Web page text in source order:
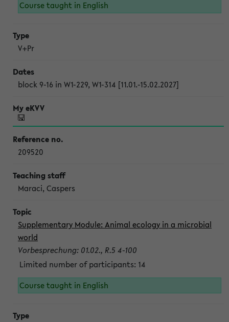
Course taught in English
V+Pr
block 9-16 in W1-229, W1-314 [11.01.-15.02.2027]
209520
Maraci, Caspers
Supplementary Module: Animal ecology in a microbial
world
Vorbesprechung: 01.02., R.5 4-100
Limited number of participants: 14
Course taught in English